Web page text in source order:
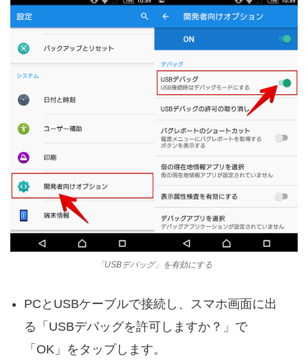
「USBデバッグ」を有効にする
PCとUSBケーブルで接続し、スマホ画面に出
る「USBデバッグを許可しますか？」で
「OK」をタップします。